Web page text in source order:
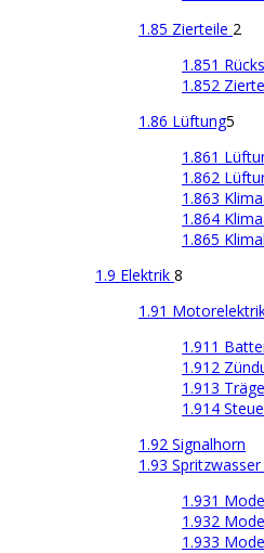
1.85 Zierteile 2
1.851
1.852
1.86 Lüftung5
1.861
1.862
1.863
1.864
1.865
1.9 Elektrik 8
1.91
1.911
1.912
1.913
1.914
1.92 Signalhorn
1.93 Spritzwasser
1.931
1.932
1.933